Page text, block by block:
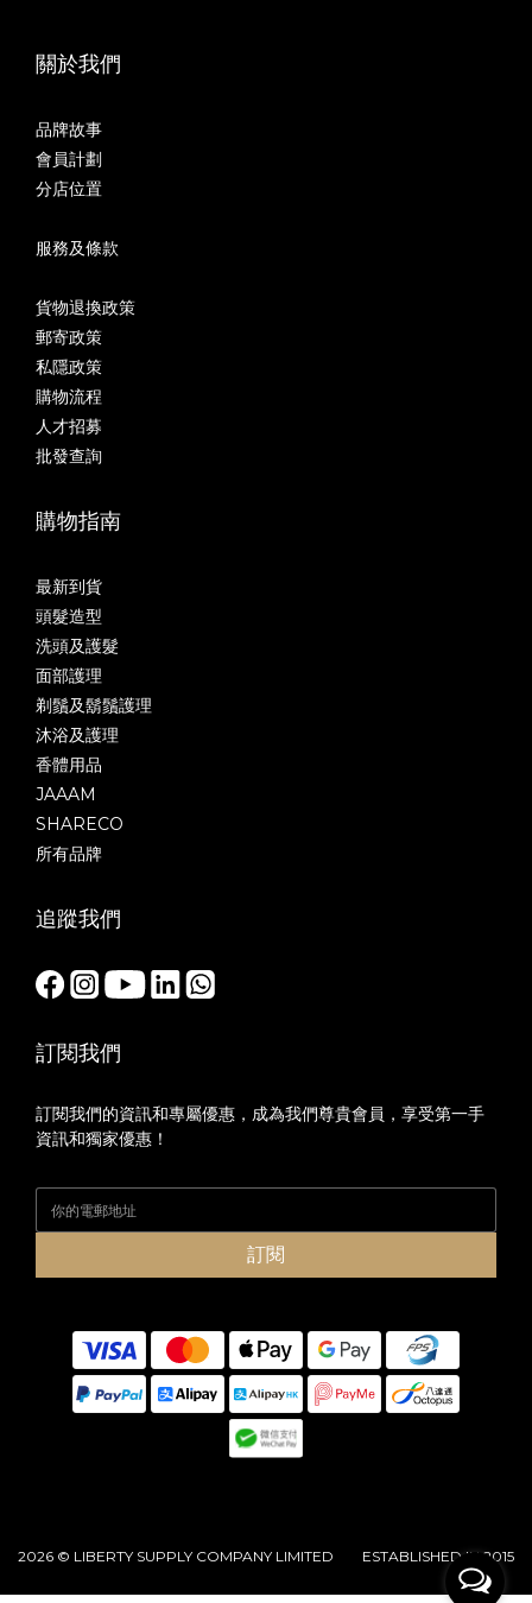
關於我們
品牌故事
會員計劃
分店位置
服務及條款
貨物退換政策
郵寄政策
私隱政策
購物流程
人才招募
批發查詢
購物指南
最新到貨
頭髮造型
洗頭及護髮
面部護理
剃鬚及鬍鬚護理
沐浴及護理
香體用品
JAAAM
SHARECO
所有品牌
追蹤我們
訂閱我們
訂閱我們的資訊和專屬優惠，成為我們尊貴會員，享受第一手
資訊和獨家優惠！
訂閱
2026 © LIBERTY SUPPLY COMPANY LIMITED ESTABLISHED IN 2015